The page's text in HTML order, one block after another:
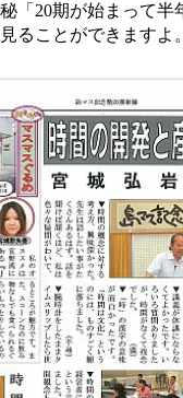
「20期が始まって半
ることができますよ。